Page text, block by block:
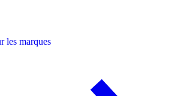
les marques